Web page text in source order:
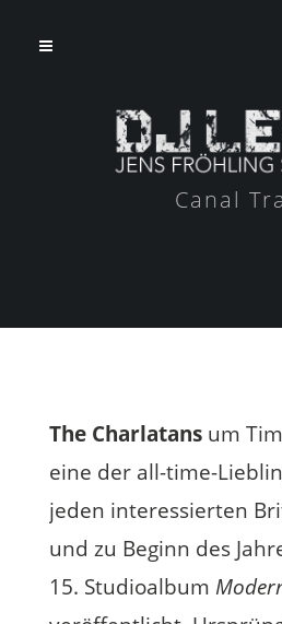
Canal
The Charlatansum
eine der all-time-
jeden interessierten
und zu Beginn des
15. Studioalbum